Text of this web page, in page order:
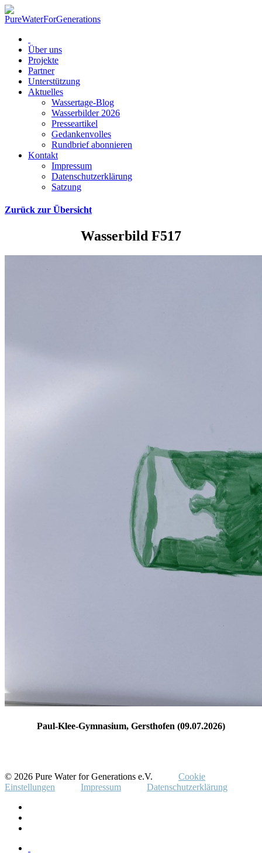
Über uns
Projekte
Partner
Unterstützung
Aktuelles
Wassertage-Blog
Wasserbilder 2026
Presseartikel
Gedankenvolles
Rundbrief abonnieren
Kontakt
Impressum
Datenschutzerklärung
Satzung
Zurück zur Übersicht
Wasserbild F517
Paul-Klee-Gymnasium, Gersthofen (09.07.2026)
© 2026 Pure Water for Generations e.V.
Cookie
Einstellungen
Impressum Datenschutzerklärung